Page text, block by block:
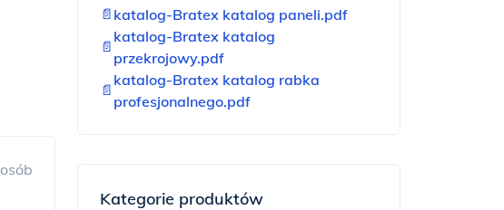
osób
📄 katalog-Bratex katalog paneli.pdf
📄
katalog-Bratex katalog
przekrojowy.pdf
📄
katalog-Bratex katalog rabka
profesjonalnego.pdf
Kategorie produktów